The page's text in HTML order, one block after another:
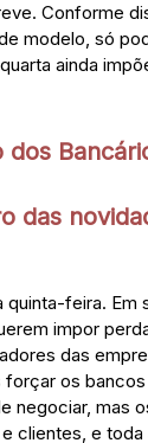
Conforme
modelo, só
ainda
das
feira.
impor
das
os
mas
clientes, e